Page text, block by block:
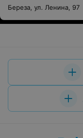
Береза, ул. Ленина, 97